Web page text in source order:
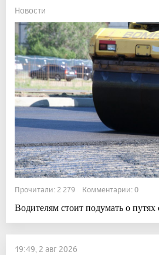
Новости
Прочитали: 2 279 Комментарии: 0
Водителям стоит подумать о путях
19:49, 2 авг 2026